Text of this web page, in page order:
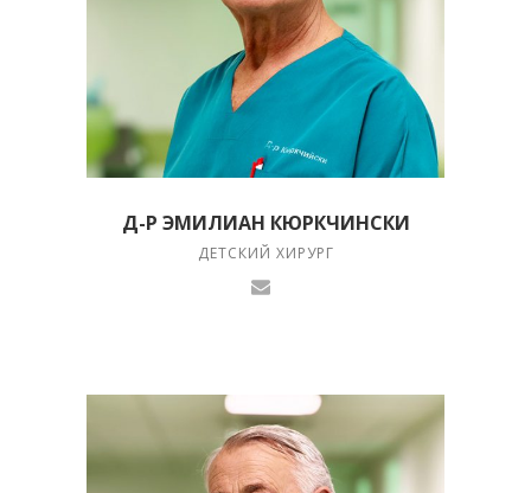
Д-Р ЭМИЛИАН КЮРКЧИНСКИ
ДЕТСКИЙ ХИРУРГ